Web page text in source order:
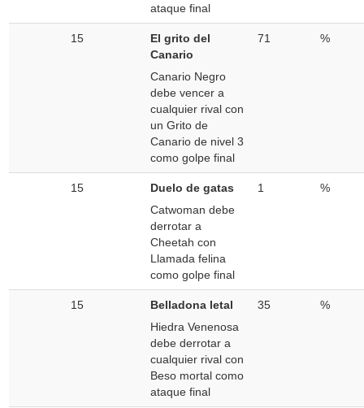
ataque final
15
El grito del
Canario
Canario Negro
debe vencer a
cualquier rival con
un Grito de
Canario de nivel 3
como golpe final
71 %
15
Duelo de gatas
Catwoman debe
derrotar a
Cheetah con
Llamada felina
como golpe final
1 %
15
Belladona letal
Hiedra Venenosa
debe derrotar a
cualquier rival con
Beso mortal como
ataque final
35 %